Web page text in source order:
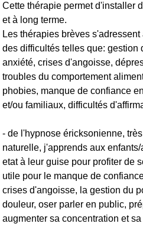
Cette thérapie permet d'installer
et à long terme.
Les thérapies brèves
des difficultés telles que: gestion
anxiété, crises d'angoisse,
troubles du comportement
phobies, manque de confiance
et/ou familiaux, difficultés
- de l'hypnose éricksonienne,
naturelle, j'apprends aux
etat à leur guise pour profiter de
utile pour le manque de
crises d'angoisse, la gestion du
douleur, oser parler en public,
augmenter sa concentration et